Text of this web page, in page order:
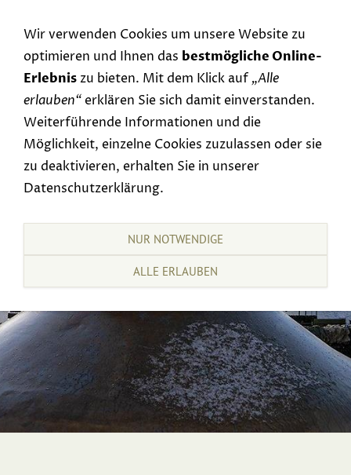
Wir verwenden Cookies um unsere Website zu
optimieren und Ihnen das bestmögliche Online-
Erlebniszu bieten. Mit dem Klick auf „Alle
erlauben“erklären Sie sich damit einverstanden.
Weiterführende Informationen und die
Möglichkeit, einzelne Cookies zuzulassen oder sie
zu deaktivieren, erhalten Sie in unserer
Datenschutzerklärung.
NUR NOTWENDIGE
ALLE ERLAUBEN